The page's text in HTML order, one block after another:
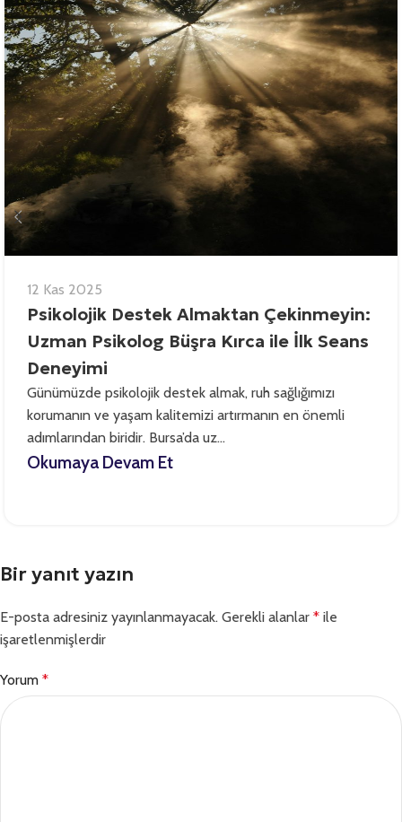
12 Kas 2025
Psikolojik Destek Almaktan Çekinmeyin:
Uzman Psikolog Büşra Kırca ile İlk Seans
Deneyimi
Günümüzde psikolojik destek almak, ruh sağlığımızı
korumanın ve yaşam kalitemizi artırmanın en önemli
adımlarından biridir. Bursa’da uz...
Okumaya Devam Et
Bir yanıt yazın
E-posta adresiniz yayınlanmayacak. Gerekli alanlar * ile
işaretlenmişlerdir
Yorum *